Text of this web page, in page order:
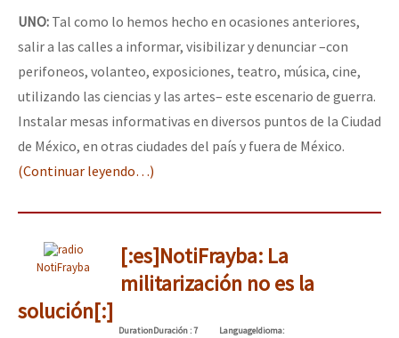
UNO: Tal como lo hemos hecho en ocasiones anteriores,
salir a las calles a informar, visibilizar y denunciar –con
perifoneos, volanteo, exposiciones, teatro, música, cine,
utilizando las ciencias y las artes– este escenario de guerra.
Instalar mesas informativas en diversos puntos de la Ciudad
de México, en otras ciudades del país y fuera de México.
(Continuar leyendo…)
NotiFrayba
[:es]NotiFrayba: La
militarización no es la
solución[:]
DurationDuración: 7
LanguageIdioma: